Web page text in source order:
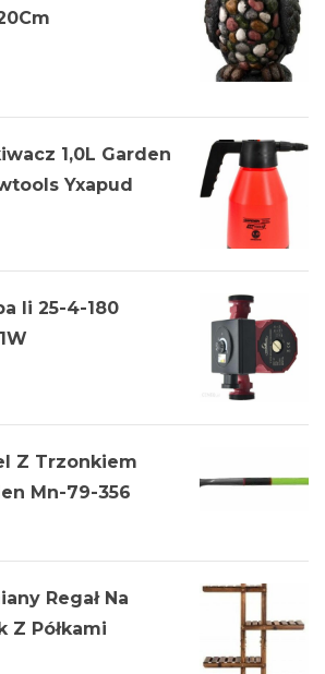
1,0L Garden
Yxapud
Ii 25-4-180
Z Trzonkiem
Mn-79-356
Regał Na
Z Półkami